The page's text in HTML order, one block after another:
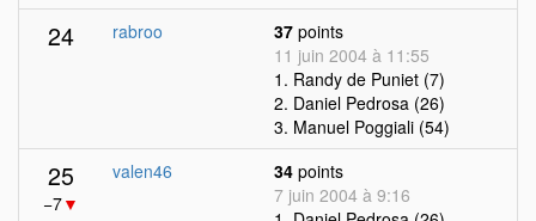
24 rabroo 37 points
11 juin 2004 à 11:55
1. Randy de Puniet (7)
2. Daniel Pedrosa (26)
3. Manuel Poggiali (54)
25
−7▼
valen46 34 points
7 juin 2004 à 9:16